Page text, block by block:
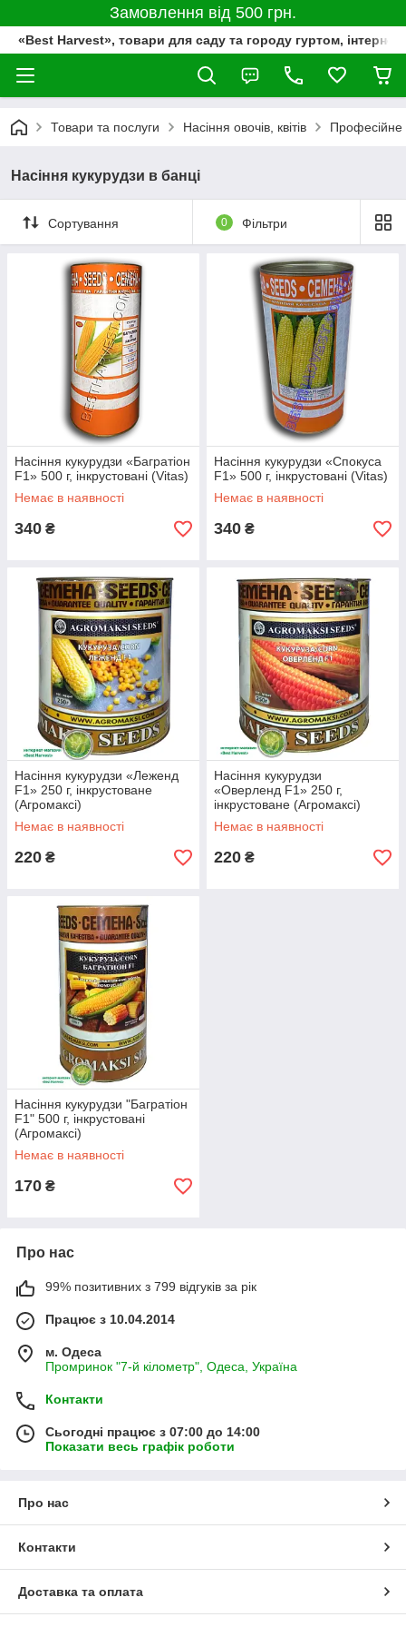
Замовлення від 500 грн.
«Best Harvest», товари для саду та городу гуртом,
Товари та послуги Насіння овочів, квітів Професійне
Насіння кукурудзи в банці
Сортування 0 Фільтри
Насіння кукурудзи «Багратіон
F1» 500 г, інкрустовані (Vitas)
Немає в наявності
340 ₴
Насіння кукурудзи «Спокуса
F1» 500 г, інкрустовані (Vitas)
Немає в наявності
340 ₴
Насіння кукурудзи «Леженд
F1» 250 г, інкрустоване
(Агромаксі)
Немає в наявності
220 ₴
Насіння кукурудзи
«Оверленд F1» 250 г,
інкрустоване (Агромаксі)
Немає в наявності
220 ₴
Насіння кукурудзи "Багратіон
F1" 500 г, інкрустовані
(Агромаксі)
Немає в наявності
170 ₴
Про нас
99% позитивних з 799 відгуків за рік
Працює з 10.04.2014
м. Одеса
Промринок "7-й кілометр", Одеса, Україна
Контакти
Сьогодні працює з 07:00 до 14:00
Показати весь графік роботи
Про нас
Контакти
Доставка та оплата